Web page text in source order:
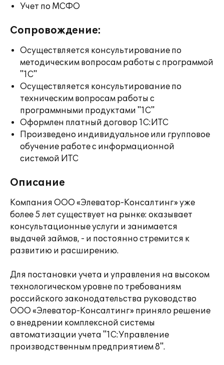
Учет по МСФО
Сопровождение:
Осуществляется консультирование по
методическим вопросам работы с программой
"1С"
Осуществляется консультирование по
техническим вопросам работы с
программными продуктами "1С"
Оформлен платный договор 1С:ИТС
Произведено индивидуальное или групповое
обучение работе с информационной
системой ИТС
Описание
Компания ООО «Элеватор-Консалтинг» уже
более 5 лет существует на рынке: оказывает
консультационные услуги и занимается
выдачей займов, - и постоянно стремится к
развитию и расширению.
Для постановки учета и управления на высоком
технологическом уровне по требованиям
российского законодательства руководство
ООО «Элеватор-Консалтинг» приняло решение
о внедрении комплексной системы
автоматизации учета "1С:Управление
производственным предприятием 8".